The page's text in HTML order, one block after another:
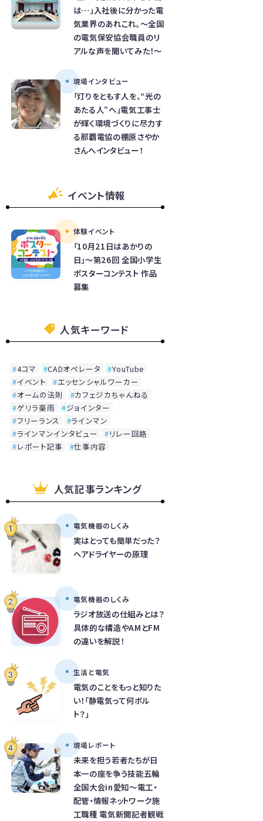
は…」入社後に分かった電
気業界のあれこれ。～全国
の電気保安協会職員のリ
アルな声を聞いてみた！～
現場インタビュー
「灯りをともす人を、“光の
あたる人”へ」電気工事士
が輝く環境づくりに尽力す
る那覇電協の棚原さやか
さんへインタビュー！
イベント情報
体験イベント
「10月21日はあかりの
日」～第26回 全国小学生
ポスターコンテスト 作品
募集
人気キーワード
4コマ CADオペレータ
YouTube
イベント
エッセンシャルワーカー
オームの法則
カフェジカちゃんねる
ゲリラ豪雨
ジョインター
フリーランス
ラインマン
ラインマンインタビュー
リレー回路
レポート記事
仕事内容
人気記事ランキング
電気機器のしくみ
実はとっても簡単だった？
ヘアドライヤーの原理
電気機器のしくみ
ラジオ放送の仕組みとは？
具体的な構造やAMとFM
の違いを解説！
生活と電気
電気のことをもっと知りた
い！「静電気って何ボル
ト？」
現場レポート
未来を担う若者たちが日
本一の座を争う技能五輪
全国大会in愛知～電工・
配管・情報ネットワーク施
工職種 電気新聞記者観戦